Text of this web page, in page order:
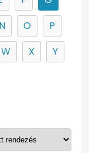
N O
P
W X
Y